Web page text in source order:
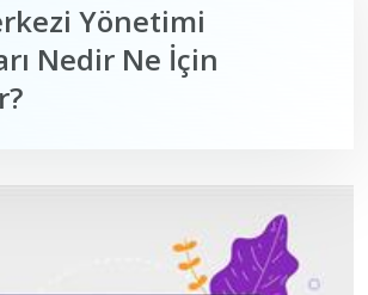
Yönetimi
Nedir Ne İçin